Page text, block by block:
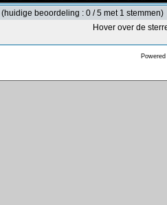
(huidige beoordeling : 0 / 5 met 1 stemmen)
Hover over de